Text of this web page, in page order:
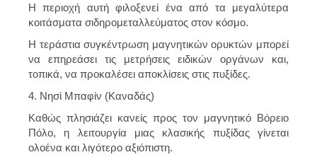
Η περιοχή αυτή φιλοξενεί ένα από τα μεγαλύτερα
κοιτάσματα σιδηρομεταλλεύματος στον κόσμο.
Η τεράστια συγκέντρωση μαγνητικών ορυκτών μπορεί
να επηρεάσει τις μετρήσεις ειδικών οργάνων και,
τοπικά, να προκαλέσει αποκλίσεις στις πυξίδες.
4. Νησί Μπαφίν (Καναδάς)
Καθώς πλησιάζει κανείς προς τον μαγνητικό Βόρειο
Πόλο, η λειτουργία μιας κλασικής πυξίδας γίνεται
ολοένα και λιγότερο αξιόπιστη.